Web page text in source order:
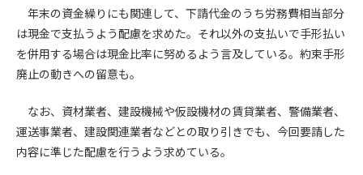
年末の資金繰りにも関連して、下請代金のうち労務費相当部分
は現金で支払うよう配慮を求めた。それ以外の支払いで手形払い
を併用する場合は現金比率に努めるよう言及している。約束手形
廃止の動きへの留意も。
なお、資材業者、建設機械や仮設機材の賃貸業者、警備業者、
運送事業者、建設関連業者などとの取り引きでも、今回要請した
内容に準じた配慮を行うよう求めている。
1. 会員は建設資料館WEB上で以下の行為をしないものとしま
す。
(1) 第三者または管理者の著作権、その他知的所有権を侵害す
る行為
(2) 第三者または管理者の財産、プライバシー等を侵害する行
(3) 第三者または管理者を誹謗中傷する行為
(4) 有害なコンピュータプログラム等を送信又は書き込む行為
(5) 第三者に不利益を与える行為